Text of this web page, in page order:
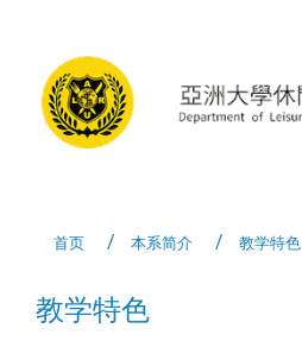
首页 本系简介 教学特色
教学特色